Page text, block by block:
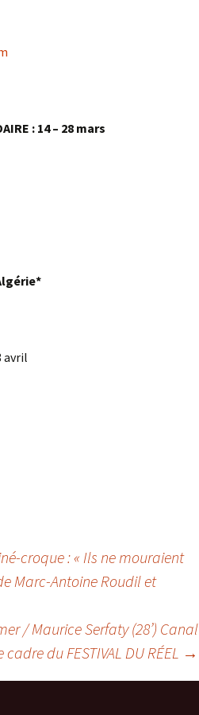
: 14 – 28 mars
avril
croque : « Ils ne mouraient
Marc-Antoine Roudil et
/ Maurice Serfaty (28’) Canal
du FESTIVAL DU RÉEL →